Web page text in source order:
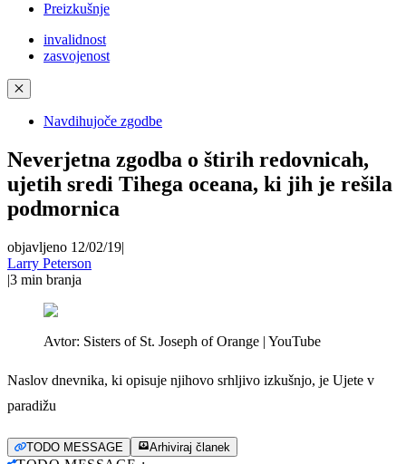
Preizkušnje
invalidnost
zasvojenost
✕
Navdihujoče zgodbe
Neverjetna zgodba o štirih redovnicah,
ujetih sredi Tihega oceana, ki jih je rešila
podmornica
objavljeno 12/02/19|
Larry Peterson
|3 min branja
Avtor: Sisters of St. Joseph of Orange | YouTube
Naslov dnevnika, ki opisuje njihovo srhljivo izkušnjo, je Ujete v
paradižu
TODO MESSAGE Arhiviraj članek